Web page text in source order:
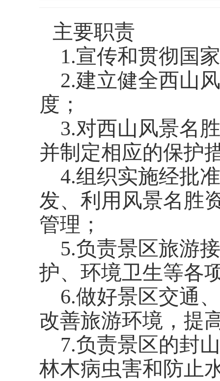
主要职责
1.宣传和贯彻国
2.建立健全西山
度；
3.对西山风景名
并制定相应的保护
4.组织实施经批
发、利用风景名胜
管理；
5.负责景区旅游
护、环境卫生等各
6.做好景区交通
改善旅游环境，提
7.负责景区的封
林木病虫害和防止